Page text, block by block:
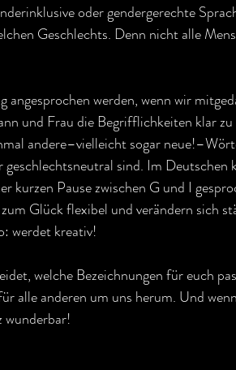
oder gendergerechte
Geschlechts. Denn nicht alle
angesprochen werden, wenn wir
und Frau die Begrifflichkeiten klar
andere–vielleicht sogar
sind. Im Deutschen
kurzen Pause zwischen G und I
Glück flexibel und verändern sich
werdet kreativ!
welche Bezeichnungen für euch
alle anderen um uns herum. Und
wunderbar!